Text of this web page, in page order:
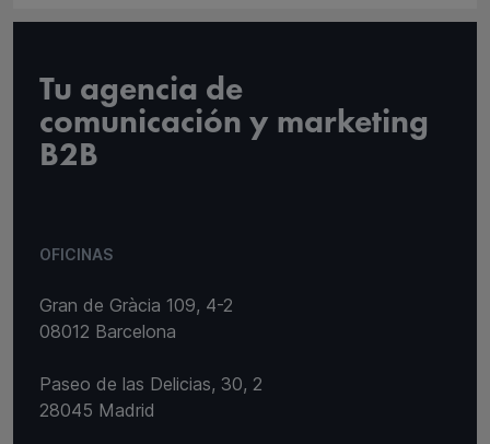
Tu agencia de
comunicación y marketing
B2B
OFICINAS
Gran de Gràcia 109, 4-2
08012 Barcelona
Paseo de las Delicias, 30, 2
28045 Madrid